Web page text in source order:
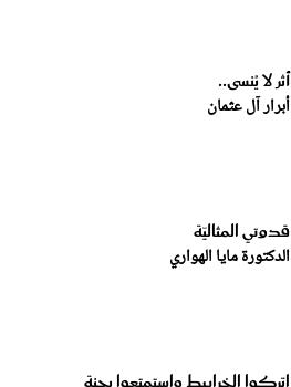
أثر لا يُنسى..
أبرار آل عثمان
قدوتي المثاليّة
الدكتورة مايا الهواري